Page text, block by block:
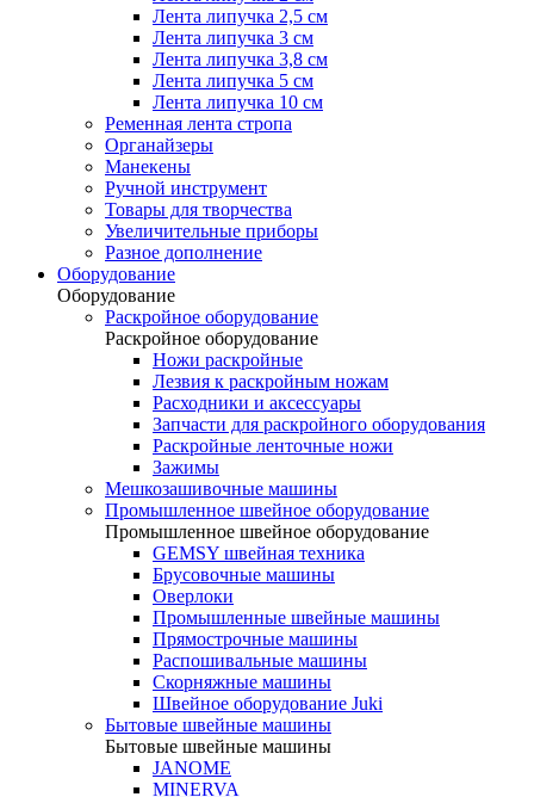
Лента липучка 2,5 см
Лента липучка 3 см
Лента липучка 3,8 см
Лента липучка 5 см
Лента липучка 10 см
Ременная лента стропа
Органайзеры
Манекены
Ручной инструмент
Товары для творчества
Увеличительные приборы
Разное дополнение
Оборудование
Оборудование
Раскройное оборудование
Раскройное оборудование
Ножи раскройные
Лезвия к раскройным ножам
Расходники и аксессуары
Запчасти для раскройного оборудования
Раскройные ленточные ножи
Зажимы
Мешкозашивочные машины
Промышленное швейное оборудование
Промышленное швейное оборудование
GEMSY швейная техника
Брусовочные машины
Оверлоки
Промышленные швейные машины
Прямострочные машины
Распошивальные машины
Скорняжные машины
Швейное оборудование Juki
Бытовые швейные машины
Бытовые швейные машины
JANOME
MINERVA